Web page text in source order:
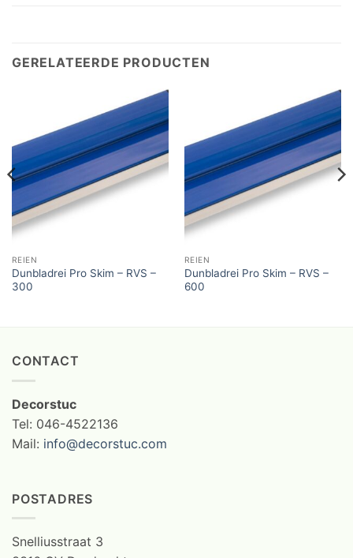
GERELATEERDE PRODUCTEN
REIEN
Dunbladrei Pro Skim – RVS –
300
REIEN
Dunbladrei Pro Skim – RVS –
600
CONTACT
Decorstuc
Tel: 046-4522136
Mail: info@decorstuc.com
POSTADRES
Snelliusstraat 3